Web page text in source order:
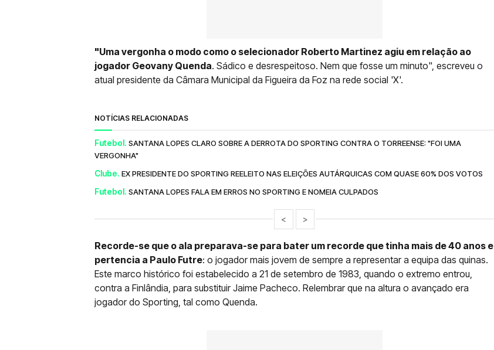
"Uma vergonha o modo como o selecionador Roberto Martinez agiu em relação ao
jogador Geovany Quenda. Sádico e desrespeitoso. Nem que fosse um minuto", escreveu o
atual presidente da Câmara Municipal da Figueira da Foz na rede social 'X'.
NOTÍCIAS RELACIONADAS
Futebol. SANTANA LOPES CLARO SOBRE A DERROTA DO SPORTING CONTRA O TORREENSE: "FOI UMA
VERGONHA"
Clube. EX PRESIDENTE DO SPORTING REELEITO NAS ELEIÇÕES AUTÁRQUICAS COM QUASE 60% DOS VOTOS
Futebol. SANTANA LOPES FALA EM ERROS NO SPORTING E NOMEIA CULPADOS
< >
Recorde-se que o ala preparava-se para bater um recorde que tinha mais de 40 anos e
pertencia a Paulo Futre: o jogador mais jovem de sempre a representar a equipa das quinas.
Este marco histórico foi estabelecido a 21 de setembro de 1983, quando o extremo entrou,
contra a Finlândia, para substituir Jaime Pacheco. Relembrar que na altura o avançado era
jogador do Sporting, tal como Quenda.